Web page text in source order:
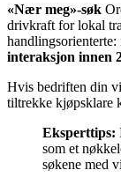
«Nær meg»-søk
drivkraft for lokal
handlingsorienterte:
interaksjon innen
Hvis bedriften din
tiltrekke kjøpsklare
Eksperttips:
som et
søkene med